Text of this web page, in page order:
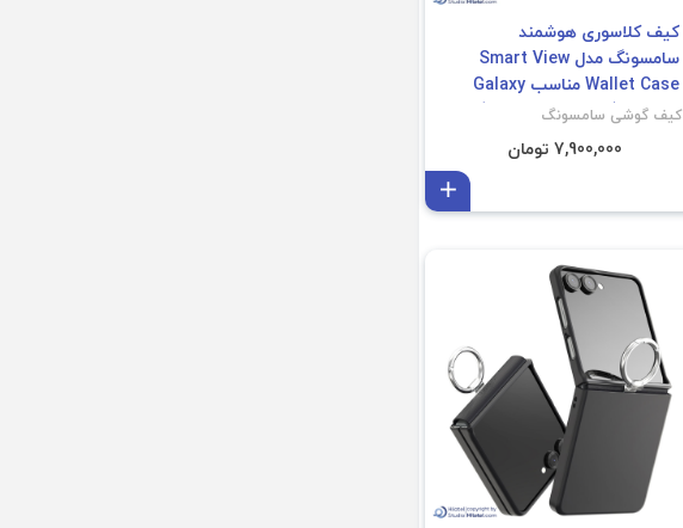
کیف کلاسوری هوشمند
سامسونگ مدل Smart View
Wallet Case مناسب Galaxy
S25 FE (با برنامه /غیر اصل)
کیف گوشی سامسونگ
7,900,000 تومان